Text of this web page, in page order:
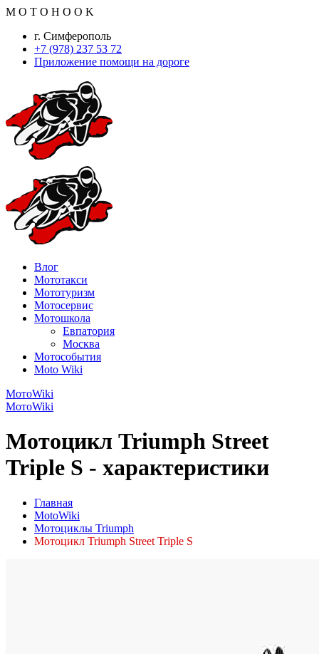
M O T O H O O K
г. Симферополь
+7 (978) 237 53 72
Приложение помощи на дороге
Влог
Мототакси
Мототуризм
Мотосервис
Мотошкола
Евпатория
Москва
Мотособытия
Moto Wiki
МотоWiki
МотоWiki
Мотоцикл Triumph Street
Triple S - характеристики
Главная
MotoWiki
Мотоциклы Triumph
Мотоцикл Triumph Street Triple S